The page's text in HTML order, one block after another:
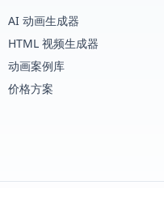
AI 动画生成器
HTML 视频生成器
动画案例库
价格方案